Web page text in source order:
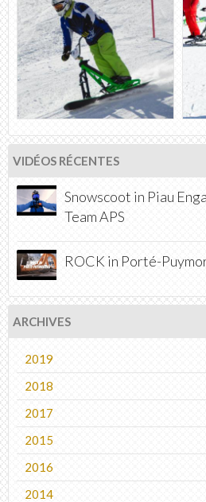
VIDÉOS RÉCENTES
Snowscoot in Piau
Team APS
ROCK in Porté-
ARCHIVES
2019
2018
2017
2015
2016
2014